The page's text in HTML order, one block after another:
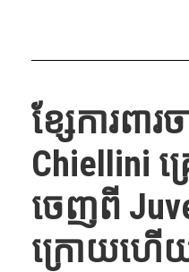
ខ្សែការពារ
Chiellini
ចេញពី
ក្រោយហើ